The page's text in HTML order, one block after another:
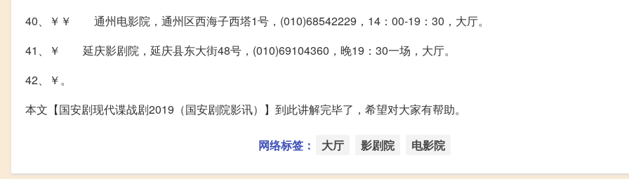
40、￥￥ 通州电影院，通州区西海子西塔1号，(010)68542229，14：00-19：30，大厅。
41、￥ 延庆影剧院，延庆县东大街48号，(010)69104360，晚19：30一场，大厅。
42、￥。
本文【国安剧现代谍战剧2019（国安剧院影讯）】到此讲解完毕了，希望对大家有帮助。
网络标签： 大厅 影剧院 电影院